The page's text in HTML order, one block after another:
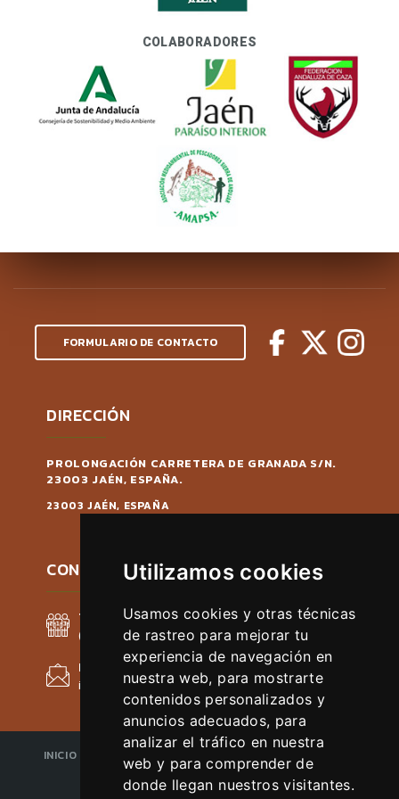
Utilizamos cookies
Usamos cookies y otras técnicas
de rastreo para mejorar tu
experiencia de navegación en
nuestra web, para mostrarte
contenidos personalizados y
anuncios adecuados, para
analizar el tráfico en nuestra
web y para comprender de
donde llegan nuestros visitantes.
COLABORADORES
FORMULARIO DE CONTACTO
DIRECCIÓN
PROLONGACIÓN CARRETERA DE GRANADA S/N.
23003 JAÉN, ESPAÑA.
23003 JAÉN, ESPAÑA
CONTACTAR
TELÉFONO
(+34) 953 086 980
EMAIL
ibercaza@ifeja.org
INICIO SOBRE LA FERIA EXPOSITOR
VISITANTE
CÓMO LLEGAR